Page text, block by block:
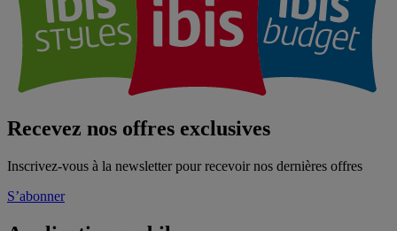
Recevez nos offres exclusives
Inscrivez-vous à la newsletter pour recevoir nos dernières offres
S’abonner